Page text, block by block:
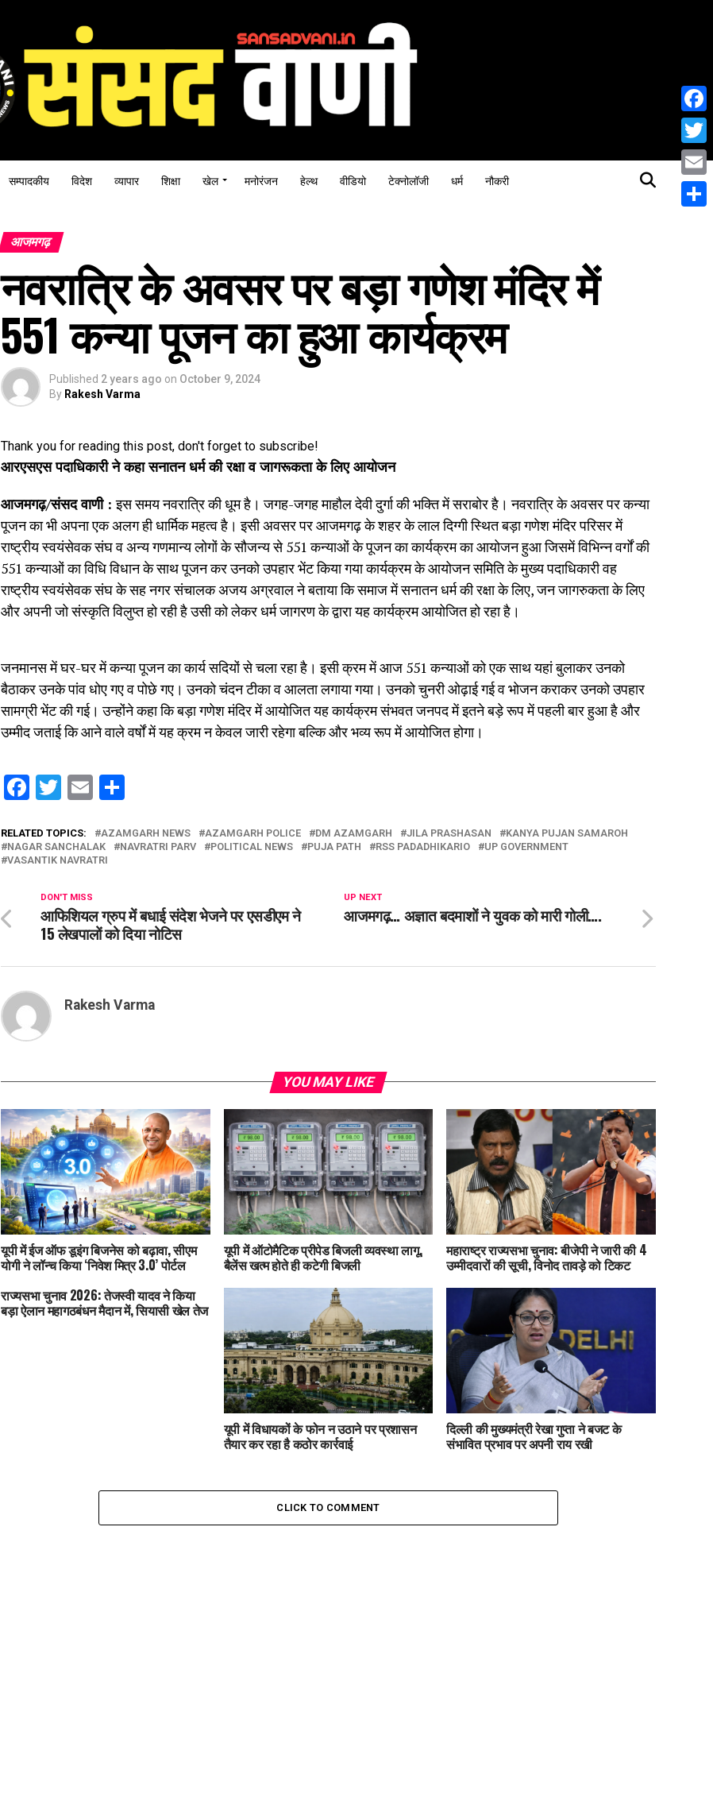
सम्पादकीय विदेश व्यापार शिक्षा खेल मनोरंजन हेल्थ वीडियो टेक्नोलॉजी धर्म नौकरी
आजमगढ़
नवरात्रि के अवसर पर बड़ा गणेश मंदिर में
551 कन्या पूजन का हुआ कार्यक्रम
Published 2 years ago on October 9, 2024
By Rakesh Varma
Thank you for reading this post, don't forget to subscribe!
आरएसएस पदाधिकारी ने कहा सनातन धर्म की रक्षा व जागरूकता के लिए आयोजन
आजमगढ़/संसद वाणी :इस समय नवरात्रि की धूम है। जगह-जगह माहौल देवी दुर्गा की भक्ति में सराबोर है। नवरात्रि के अवसर पर कन्या
पूजन का भी अपना एक अलग ही धार्मिक महत्व है। इसी अवसर पर आजमगढ़ के शहर के लाल दिग्गी स्थित बड़ा गणेश मंदिर परिसर में
राष्ट्रीय स्वयंसेवक संघ व अन्य गणमान्य लोगों के सौजन्य से 551 कन्याओं के पूजन का कार्यक्रम का आयोजन हुआ जिसमें विभिन्न वर्गों की
551 कन्याओं का विधि विधान के साथ पूजन कर उनको उपहार भेंट किया गया कार्यक्रम के आयोजन समिति के मुख्य पदाधिकारी वह
राष्ट्रीय स्वयंसेवक संघ के सह नगर संचालक अजय अग्रवाल ने बताया कि समाज में सनातन धर्म की रक्षा के लिए, जन जागरुकता के लिए
और अपनी जो संस्कृति विलुप्त हो रही है उसी को लेकर धर्म जागरण के द्वारा यह कार्यक्रम आयोजित हो रहा है।
जनमानस में घर-घर में कन्या पूजन का कार्य सदियों से चला रहा है। इसी क्रम में आज 551 कन्याओं को एक साथ यहां बुलाकर उनको
बैठाकर उनके पांव धोए गए व पोछे गए। उनको चंदन टीका व आलता लगाया गया। उनको चुनरी ओढ़ाई गई व भोजन कराकर उनको उपहार
सामग्री भेंट की गई। उन्होंने कहा कि बड़ा गणेश मंदिर में आयोजित यह कार्यक्रम संभवत जनपद में इतने बड़े रूप में पहली बार हुआ है और
उम्मीद जताई कि आने वाले वर्षों में यह क्रम न केवल जारी रहेगा बल्कि और भव्य रूप में आयोजित होगा।
Facebook
Twitter
Email
RELATED TOPICS: AZAMGARH NEWS AZAMGARH POLICE DM AZAMGARH JILA PRASHASAN
KANYA PUJAN SAMAROH
NAGAR SANCHALAK
NAVRATRI PARV POLITICAL NEWS PUJA PATH RSS PADADHIKARIO
UP GOVERNMENT
VASANTIK NAVRATRI
UP NEXT
आजमगढ़… अज्ञात बदमाशों ने युवक को मारी गोली….
DON'T MISS
आफिशियल ग्रुप में बधाई संदेश भेजने पर एसडीएम ने
15 लेखपालों को दिया नोटिस
Rakesh Varma
YOU MAY LIKE
यूपी में ईज ऑफ डूइंग बिजनेस को बढ़ावा, सीएम
योगी ने लॉन्च किया ‘निवेश मित्र 3.0’ पोर्टल
यूपी में ऑटोमैटिक प्रीपेड बिजली व्यवस्था लागू,
बैलेंस खत्म होते ही कटेगी बिजली
महाराष्ट्र राज्यसभा चुनाव: बीजेपी ने जारी की 4
उम्मीदवारों की सूची, विनोद तावड़े को टिकट
राज्यसभा चुनाव 2026: तेजस्वी यादव ने किया
बड़ा ऐलान महागठबंधन मैदान में, सियासी खेल तेज
यूपी में विधायकों के फोन न उठाने पर प्रशासन
तैयार कर रहा है कठोर कार्रवाई
दिल्ली की मुख्यमंत्री रेखा गुप्ता ने बजट के
संभावित प्रभाव पर अपनी राय रखी
CLICK TO COMMENT
Email